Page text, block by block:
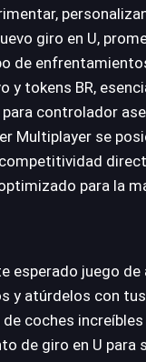
giro en U,
de
y tokens BR,
controlador
Multiplayer se
para la
esperado juego
y atúrdelos con
coches
de giro en U para